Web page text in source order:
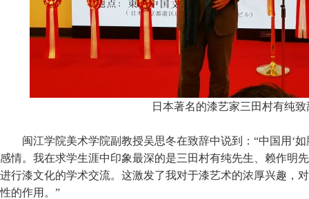
日本著名的漆艺家三田村有纯致
闽江学院美术学院副教授吴思冬在致辞中说到：“中国用‘
感情。我在求学生涯中印象最深的是三田村有纯先生、赖作明
进行漆文化的学术交流。这激发了我对于漆艺术的浓厚兴趣，
性的作用。”